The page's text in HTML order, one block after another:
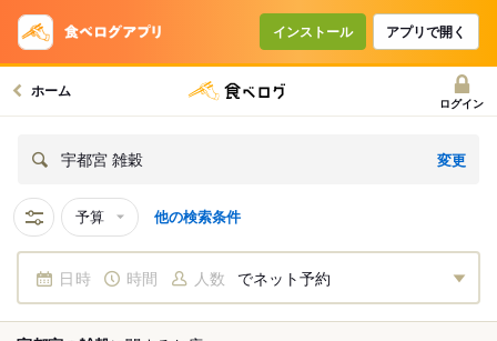
インストール アプリで開く
ホーム
ログイン
宇都宮 雑穀 変更
予算 他の検索条件
日時 時間 人数 でネット予約